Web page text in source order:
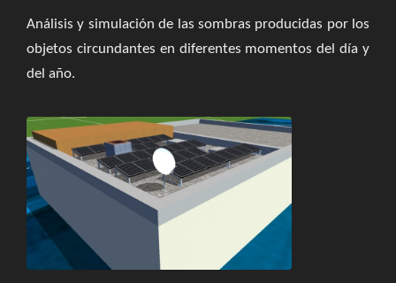
Análisis y simulación de las sombras producidas por los
objetos circundantes en diferentes momentos del día y
del año.